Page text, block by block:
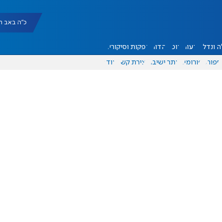
כ"ה באב תשפ"ו
ונדל"ן דעות אוכל יהדות הפקות וסיקורים
ספורט פורומים אתר ישיבה יצירת קשר עוד